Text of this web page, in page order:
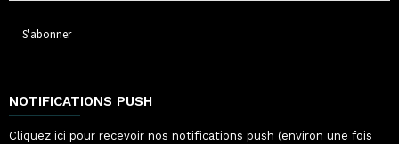
NOTIFICATIONS PUSH
Cliquez ici pour recevoir nos notifications push (environ une fois